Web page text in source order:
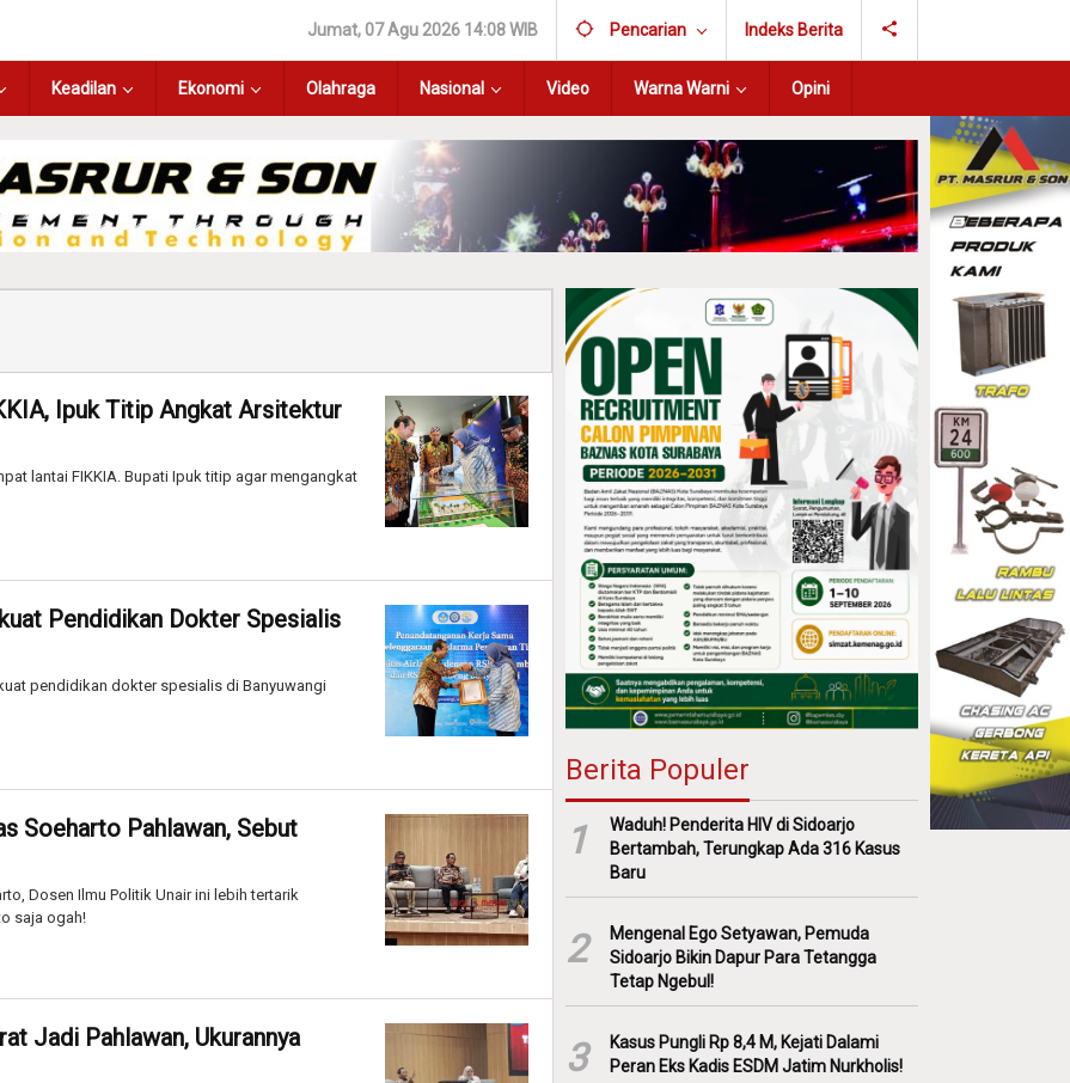
Jumat, 07 Agu 2026 14:08 WIB Pencarian Indeks Berita
Keadilan Ekonomi Olahraga Nasional Video Warna Warni Opini
Ipuk Titip Angkat Arsitektur
lantai FIKKIA. Bupati Ipuk titip agar mengangkat
Pendidikan Dokter Spesialis
pendidikan dokter spesialis di Banyuwangi
Soeharto Pahlawan, Sebut
Dosen Ilmu Politik Unair ini lebih tertarik
saja ogah!
Jadi Pahlawan, Ukurannya
Berita Populer
1
Waduh! Penderita HIV di Sidoarjo
Bertambah, Terungkap Ada 316 Kasus
Baru
2
Mengenal Ego Setyawan, Pemuda
Sidoarjo Bikin Dapur Para Tetangga
Tetap Ngebul!
3
Kasus Pungli Rp 8,4 M, Kejati Dalami
Peran Eks Kadis ESDM Jatim Nurkholis!